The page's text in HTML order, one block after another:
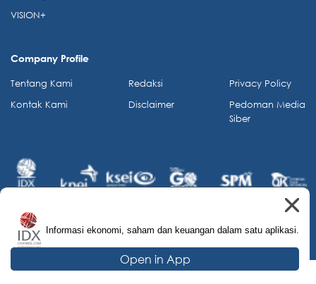
Informasi ekonomi, saham dan keuangan dalam satu aplikasi.
Open in App
VISION+
Company Profile
Tentang Kami
Kontak Kami
Redaksi
Disclaimer
Privacy Policy
Pedoman Media
Siber
© 2026 IDX Channel. All Rights Reserved.